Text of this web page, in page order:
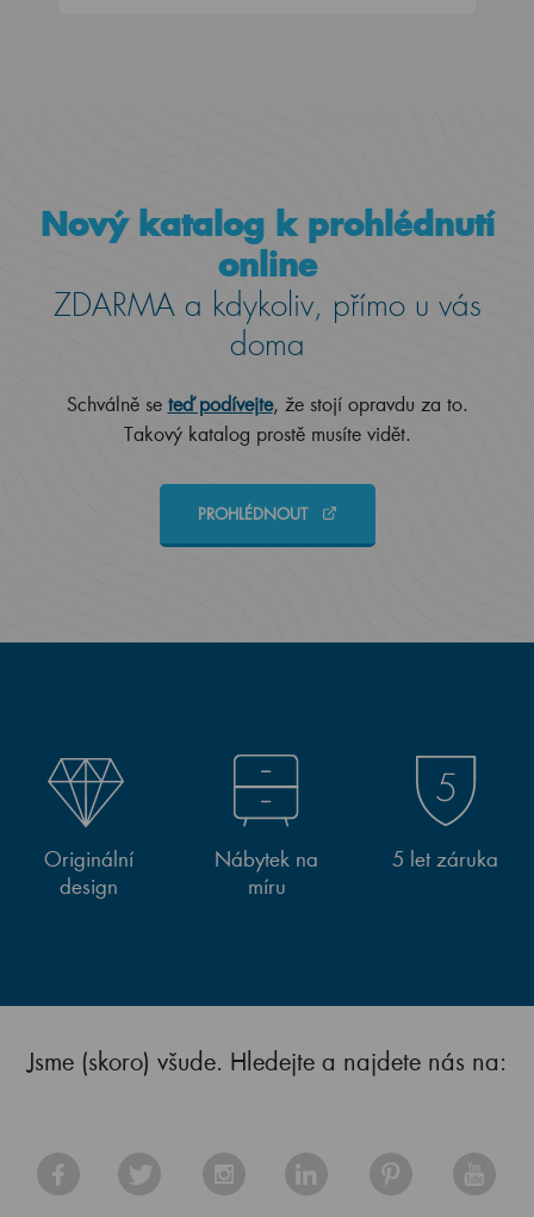
Nový katalog k prohlédnutí
online
ZDARMA a kdykoliv, přímo u vás
doma
Schválně se teď podívejte, že stojí opravdu za to.
Takový katalog prostě musíte vidět.
PROHLÉDNOUT
Originální
design
Nábytek na
míru
5 let záruka
Jsme (skoro) všude. Hledejte a najdete nás na: